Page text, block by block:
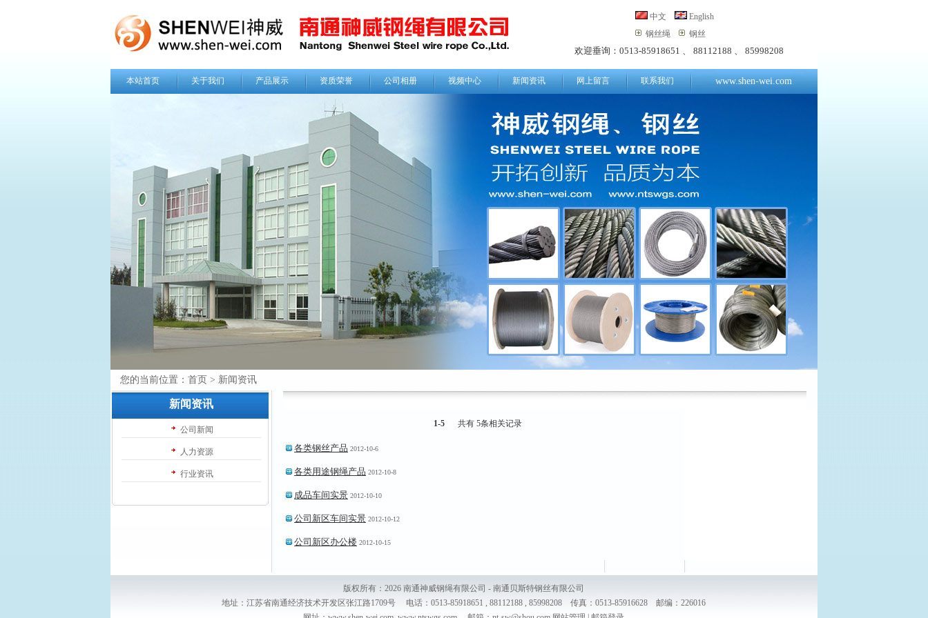
中文
English
钢丝绳
钢丝
欢迎垂询： 0513-85918651 、 88112188 、 85998208
本站首页 关于我们 产品展示 资质荣誉 公司相册 视频中心 新闻资讯 网上留言 联系我们 www.shen-wei.com
您的当前位置： 首页 > 新闻资讯
新闻资讯
公司新闻
人力资源
行业资讯
1-5 共有 5条相关记录
各类钢丝产品 2012-10-6
各类用途钢绳产品 2012-10-8
成品车间实景 2012-10-10
公司新区车间实景 2012-10-12
公司新区办公楼 2012-10-15
版权所有：2026 南通神威钢绳有限公司 - 南通贝斯特钢丝有限公司
地址：江苏省南通经济技术开发区张江路1709号 电话：0513-85918651 , 88112188 , 85998208 传真：0513-85916628 邮编：226016